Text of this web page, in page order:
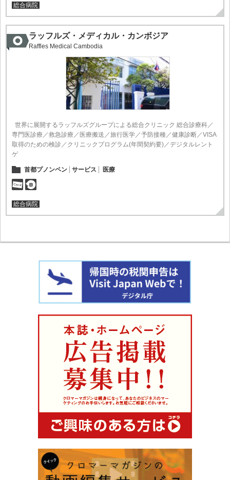
総合病院
ラッフルズ・メディカル・カンボジア
Raffles Medical Cambodia
世界に展開するラッフルズグループによる総合クリニック 総合診療科／
専門医診療／救急診療／医療搬送／旅行医学／予防接種／健康診断／VISA
取得のための検診／クリニックプログラム(年間契約要)／デジタルレント
ゲ
首都プノンペン サービス 医療
総合病院